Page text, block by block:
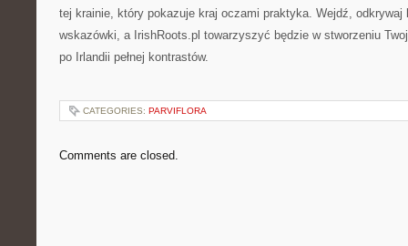
tej krainie, który pokazuje kraj oczami praktyka. Wejdź, odkrywaj
wskazówki, a IrishRoots.pl towarzyszyć będzie w stworzeniu
po Irlandii pełnej kontrastów.
CATEGORIES: PARVIFLORA
Comments are closed.